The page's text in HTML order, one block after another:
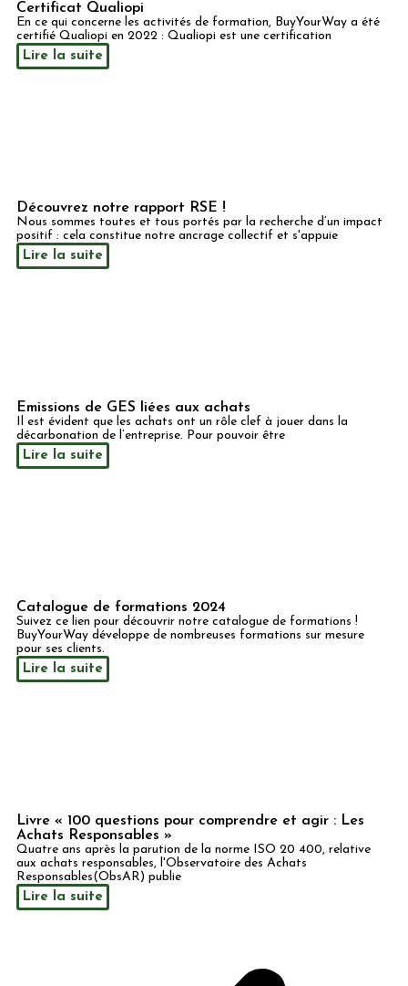
Certificat Qualiopi
En ce qui concerne les activités de formation, BuyYourWay a été
certifié Qualiopi en 2022 : Qualiopi est une certification
Lire la suite
Découvrez notre rapport RSE !
Nous sommes toutes et tous portés par la recherche d’un impact
positif : cela constitue notre ancrage collectif et s'appuie
Lire la suite
Emissions de GES liées aux achats
Il est évident que les achats ont un rôle clef à jouer dans la
décarbonation de l’entreprise. Pour pouvoir être
Lire la suite
Catalogue de formations 2024
Suivez ce lien pour découvrir notre catalogue de formations !
BuyYourWay développe de nombreuses formations sur mesure
pour ses clients.
Lire la suite
Livre « 100 questions pour comprendre et agir : Les
Achats Responsables »
Quatre ans après la parution de la norme ISO 20 400, relative
aux achats responsables, l'Observatoire des Achats
Responsables(ObsAR) publie
Lire la suite